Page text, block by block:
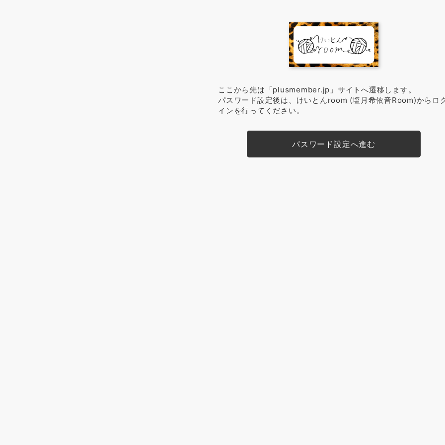
ここから先は「plusmember.jp」サイトへ遷移します。
パスワード設定後は、けいとんroom (塩月希依音Room)からロ
インを行ってください。
パスワード設定へ進む